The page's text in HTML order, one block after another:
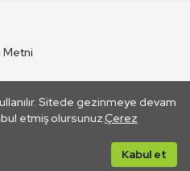
Sitede gezinmeye devam
etmiş olursunuz.Çerez
Kabul et
Metni
Bağlantı yoluyla gidilen dış